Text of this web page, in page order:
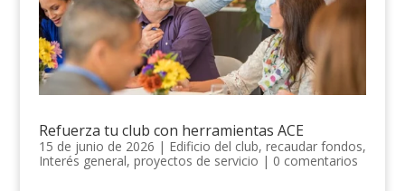
Refuerza tu club con herramientas ACE
15 de junio de 2026 | Edificio del club, recaudar fondos,
Interés general, proyectos de servicio | 0 comentarios